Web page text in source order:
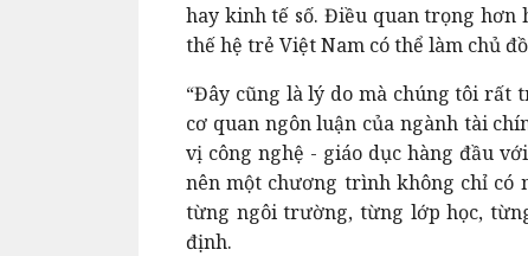
hay kinh tế số. Điều quan trọng
thế hệ trẻ Việt Nam có thể làm chủ
“Đây cũng là lý do mà chúng tôi rất
cơ quan ngôn luận của ngành tài
vị công nghệ - giáo dục hàng đầu
nên một chương trình không chỉ có
từng ngôi trường, từng lớp học,
định.